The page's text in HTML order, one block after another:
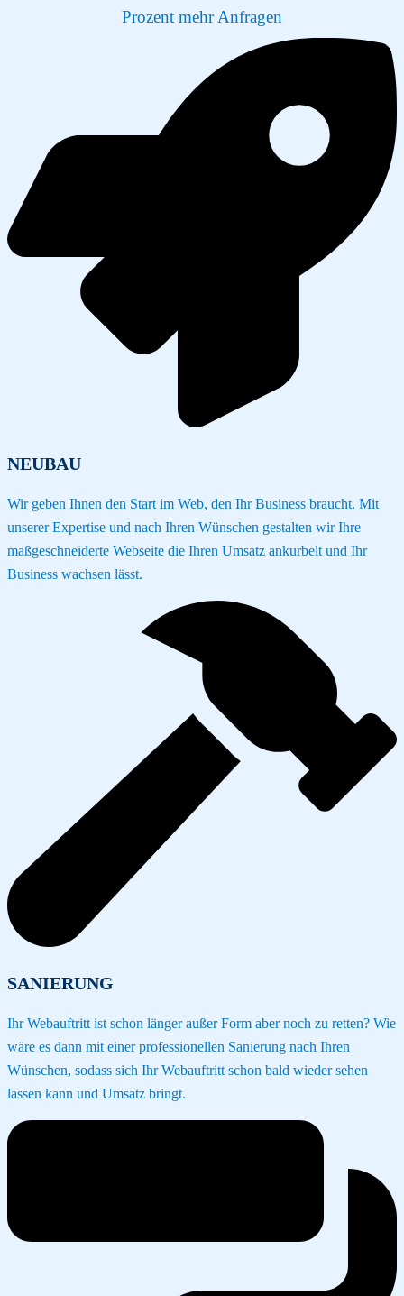
Prozent mehr Anfragen
NEUBAU
Wir geben Ihnen den Start im Web, den Ihr Business braucht. Mit
unserer Expertise und nach Ihren Wünschen gestalten wir Ihre
maßgeschneiderte Webseite die Ihren Umsatz ankurbelt und Ihr
Business wachsen lässt.
SANIERUNG
Ihr Webauftritt ist schon länger außer Form aber noch zu retten? Wie
wäre es dann mit einer professionellen Sanierung nach Ihren
Wünschen, sodass sich Ihr Webauftritt schon bald wieder sehen
lassen kann und Umsatz bringt.